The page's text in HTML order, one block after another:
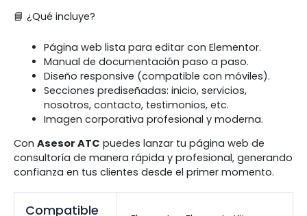
📘 ¿Qué incluye?
Página web lista para editar con Elementor.
Manual de documentación paso a paso.
Diseño responsive (compatible con móviles).
Secciones prediseñadas: inicio, servicios,
nosotros, contacto, testimonios, etc.
Imagen corporativa profesional y moderna.
Con Asesor ATC puedes lanzar tu página web de
consultoría de manera rápida y profesional, generando
confianza en tus clientes desde el primer momento.
Compatible